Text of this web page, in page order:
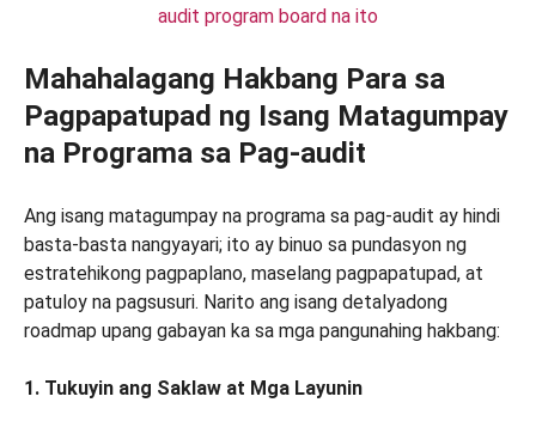
audit program board na ito
Mahahalagang Hakbang Para sa
Pagpapatupad ng Isang Matagumpay
na Programa sa Pag-audit
Ang isang matagumpay na programa sa pag-audit ay hindi
basta-basta nangyayari; ito ay binuo sa pundasyon ng
estratehikong pagpaplano, maselang pagpapatupad, at
patuloy na pagsusuri. Narito ang isang detalyadong
roadmap upang gabayan ka sa mga pangunahing hakbang:
1. Tukuyin ang Saklaw at Mga Layunin